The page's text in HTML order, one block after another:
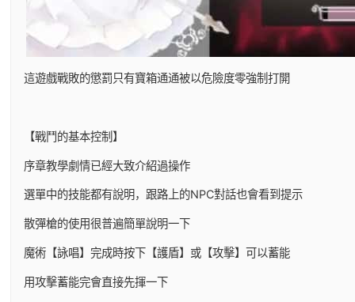
這遊戲戰敗的懲罰只有寶箱通通被以危險度零強制打開
【戰鬥的基本控制】
序章教學劇情已經大致介紹過操作
選單中的技能都有說明，跟路上的NPC對話也會看到提示
散彈槍的使用很普遍簡單說明一下
魔術【詠唱】完成時按下【護盾】或【攻擊】可以蓄能
用攻擊蓄能完會直接先揮一下